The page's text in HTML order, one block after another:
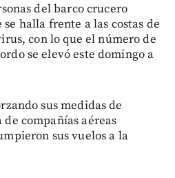
del barco crucero
halla frente a las costas de
con lo que el número de
se elevó este domingo a
sus medidas de
compañías aéreas
sus vuelos a la